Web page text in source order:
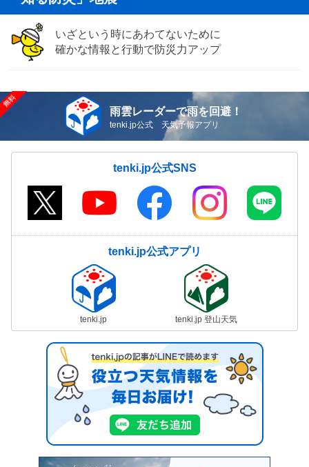
いざという時にあわてないために
確かな情報と行動で防災力アップ
雨雲レーダーで雨を回避！
tenki.jp公式 天気予報アプリ
tenki.jp公式SNS
tenki.jp公式アプリ
tenki.jp tenki.jp 登山天気